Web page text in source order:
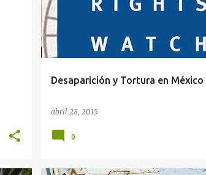
Desaparición y Tortura en México
abril 28, 2015
0